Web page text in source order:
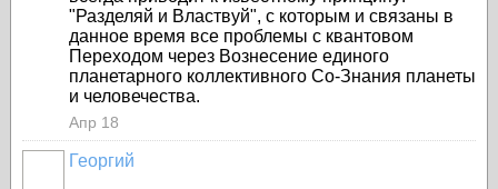
"Разделяй и Властвуй", с которым и связаны в
данное время все проблемы с квантовом
Переходом через Вознесение единого
планетарного коллективного Со-Знания планеты
и человечества.
Апр 18
Георгий